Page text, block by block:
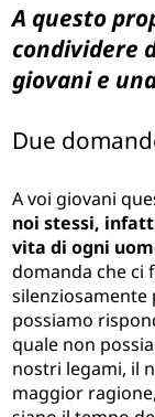
A questo
condividere
giovani e
Due
A voi giovani
noi stessi,
vita di ogni
domanda che ci
silenziosamente
possiamo
quale non
nostri legami, il
maggior